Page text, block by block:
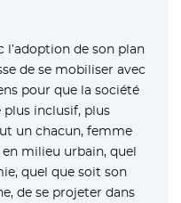
l’adoption de son plan
de se mobiliser avec
pour que la société
inclusif, plus
un chacun, femme
milieu urbain, quel
quel que soit son
de se projeter dans